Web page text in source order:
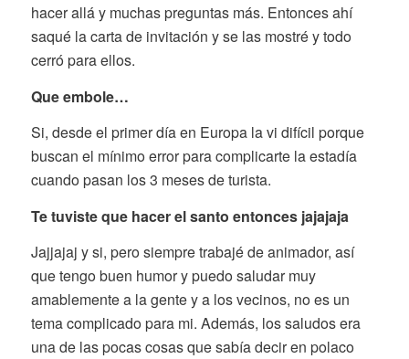
hacer allá y muchas preguntas más. Entonces ahí
saqué la carta de invitación y se las mostré y todo
cerró para ellos.
Que embole…
Si, desde el primer día en Europa la vi difícil porque
buscan el mínimo error para complicarte la estadía
cuando pasan los 3 meses de turista.
Te tuviste que hacer el santo entonces jajajaja
Jajjajaj y si, pero siempre trabajé de animador, así
que tengo buen humor y puedo saludar muy
amablemente a la gente y a los vecinos, no es un
tema complicado para mi. Además, los saludos era
una de las pocas cosas que sabía decir en polaco